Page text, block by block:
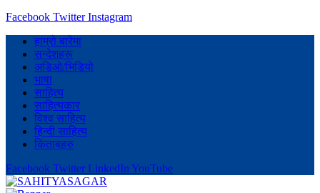
Facebook Twitter Instagram
हाम्रो बारेमा
सन्देशहरू
अडिओ/भिडियो
भाषा
साहित्य
साहित्यकार
विश्व साहित्य
हिन्दी साहित्य
किताबहरु
Facebook Twitter LinkedIn YouTube